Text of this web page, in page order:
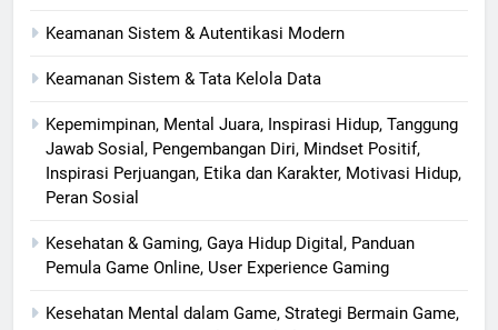
Keamanan Sistem & Autentikasi Modern
Keamanan Sistem & Tata Kelola Data
Kepemimpinan, Mental Juara, Inspirasi Hidup, Tanggung
Jawab Sosial, Pengembangan Diri, Mindset Positif,
Inspirasi Perjuangan, Etika dan Karakter, Motivasi Hidup,
Peran Sosial
Kesehatan & Gaming, Gaya Hidup Digital, Panduan
Pemula Game Online, User Experience Gaming
Kesehatan Mental dalam Game, Strategi Bermain Game,